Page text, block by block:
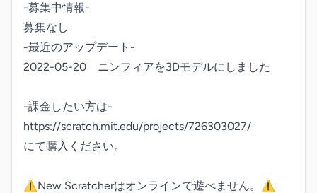
-募集中情報-
募集なし
-最近のアップデート-
2022-05-20　ニンフィアを3Dモデルにしました
-課金したい方は-
https://scratch.mit.edu/projects/726303027/
にて購入ください。
⚠New Scratcherはオンラインで遊べません。⚠